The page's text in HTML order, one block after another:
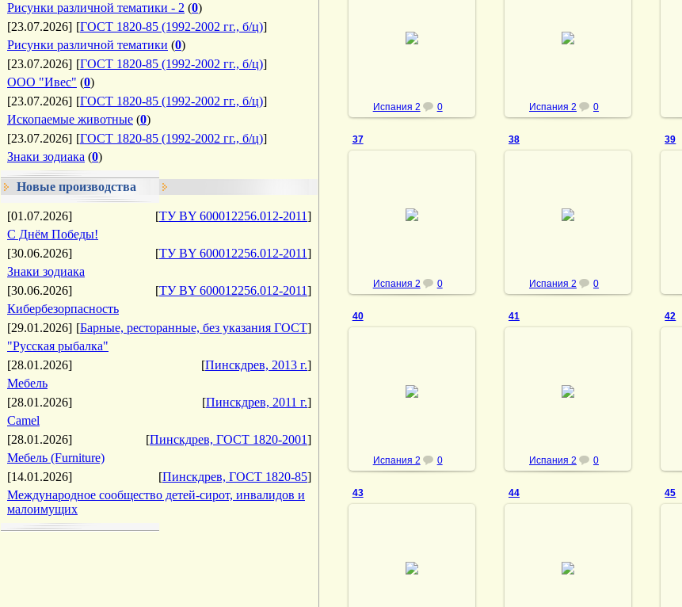
Рисунки различной тематики - 2 (0)
[23.07.2026] [ГОСТ 1820-85 (1992-2002 гг., б/ц)]
Рисунки различной тематики (0)
[23.07.2026] [ГОСТ 1820-85 (1992-2002 гг., б/ц)]
ООО "Ивес" (0)
[23.07.2026] [ГОСТ 1820-85 (1992-2002 гг., б/ц)]
Ископаемые животные (0)
[23.07.2026] [ГОСТ 1820-85 (1992-2002 гг., б/ц)]
Знаки зодиака (0)
Новые производства
[01.07.2026] [ТУ BY 600012256.012-2011]
С Днём Победы!
[30.06.2026]
[ТУ BY 600012256.012-2011]
Знаки зодиака
[30.06.2026]
[ТУ BY 600012256.012-2011]
Кибербезорпасность
[29.01.2026] [Барные, ресторанные, без указания ГОСТ]
"Русская рыбалка"
[28.01.2026]
[Пинскдрев, 2013 г.]
Мебель
[28.01.2026]
[Пинскдрев, 2011 г.]
Camel
[28.01.2026]
[Пинскдрев, ГОСТ 1820-2001]
Мебель (Furniture)
[14.01.2026]
[Пинскдрев, ГОСТ 1820-85]
Международное сообщество детей-сирот, инвалидов и
малоимущих
Испания 2 0 Испания 2 0
37
Испания 2 0
38
Испания 2 0
39
40
Испания 2 0
41
Испания 2 0
42
43 44 45